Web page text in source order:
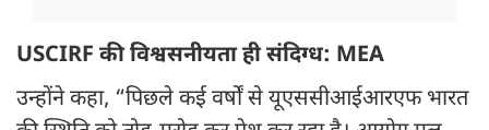
USCIRF की विश्वसनीयता ही संदिग्ध: MEA
उन्होंने कहा, “पिछले कई वर्षों से यूएससीआईआरएफ भारत